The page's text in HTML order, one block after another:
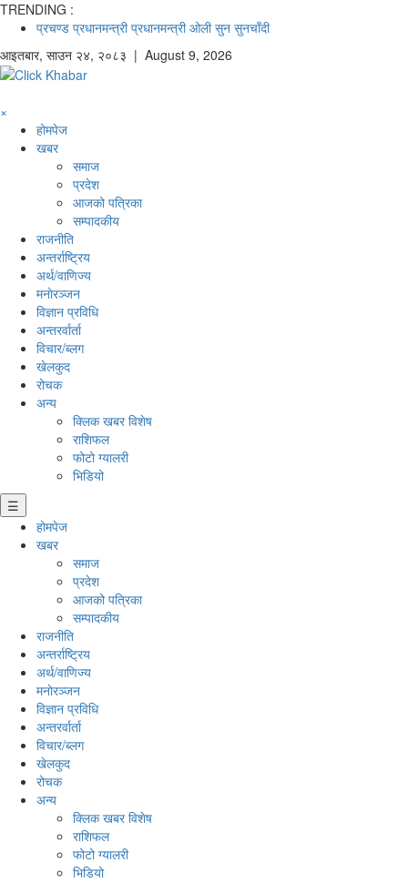
TRENDING :
प्रचण्ड प्रधानमन्त्री प्रधानमन्त्री ओली सुन सुनचाँदी
आइतबार, साउन २४, २०८३ | August 9, 2026
×
होमपेज
खबर
समाज
प्रदेश
आजको पत्रिका
सम्पादकीय
राजनीति
अन्तर्राष्ट्रिय
अर्थ/वाणिज्य
मनाेरञ्जन
विज्ञान प्रविधि
अन्तरर्वार्ता
विचार/ब्लग
खेलकुद
रोचक
अन्य
क्लिक खबर विशेष
राशिफल
फोटो ग्यालरी
भिडियो
☰
होमपेज
खबर
समाज
प्रदेश
आजको पत्रिका
सम्पादकीय
राजनीति
अन्तर्राष्ट्रिय
अर्थ/वाणिज्य
मनाेरञ्जन
विज्ञान प्रविधि
अन्तरर्वार्ता
विचार/ब्लग
खेलकुद
रोचक
अन्य
क्लिक खबर विशेष
राशिफल
फोटो ग्यालरी
भिडियो